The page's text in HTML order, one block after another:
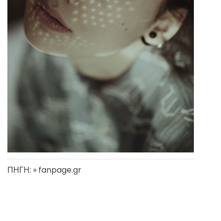
ΠΗΓΗ: » fanpage.gr